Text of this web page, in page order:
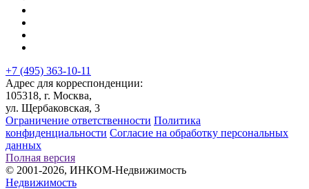
+7 (495) 363-10-11
Адрес для корреспонденции:
105318, г. Москва,
ул. Щербаковская, 3
Ограничение ответственности Политика
конфиденциальности Согласие на обработку персональных
данных
Полная версия
© 2001-2026, ИНКОМ-Недвижимость
Недвижимость